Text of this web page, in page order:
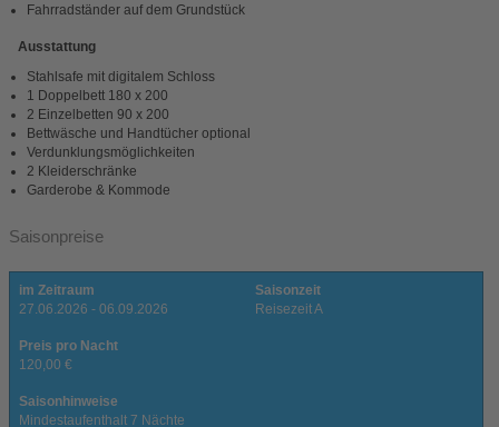
Fahrradständer auf dem Grundstück
Ausstattung
Stahlsafe mit digitalem Schloss
1 Doppelbett 180 x 200
2 Einzelbetten 90 x 200
Bettwäsche und Handtücher optional
Verdunklungsmöglichkeiten
2 Kleiderschränke
Garderobe & Kommode
Saisonpreise
im Zeitraum
27.06.2026 - 06.09.2026
Saisonzeit
Reisezeit A
Preis pro Nacht
120,00 €
Saisonhinweise
Mindestaufenthalt 7 Nächte